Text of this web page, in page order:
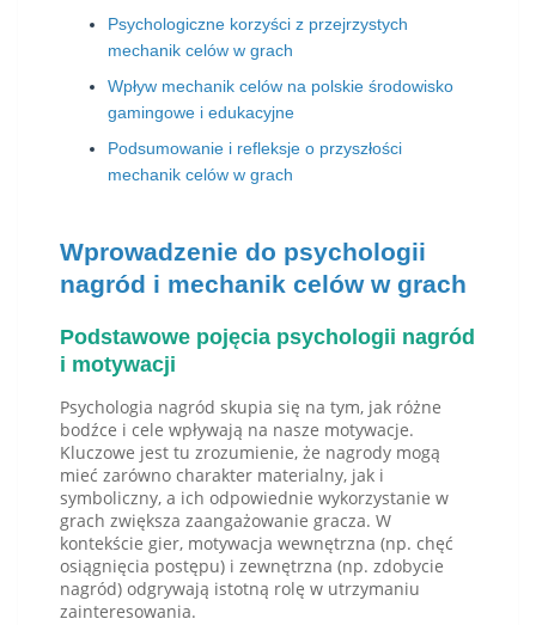
Psychologiczne korzyści z przejrzystych
mechanik celów w grach
Wpływ mechanik celów na polskie środowisko
gamingowe i edukacyjne
Podsumowanie i refleksje o przyszłości
mechanik celów w grach
Wprowadzenie do psychologii
nagród i mechanik celów w grach
Podstawowe pojęcia psychologii nagród
i motywacji
Psychologia nagród skupia się na tym, jak różne
bodźce i cele wpływają na nasze motywacje.
Kluczowe jest tu zrozumienie, że nagrody mogą
mieć zarówno charakter materialny, jak i
symboliczny, a ich odpowiednie wykorzystanie w
grach zwiększa zaangażowanie gracza. W
kontekście gier, motywacja wewnętrzna (np. chęć
osiągnięcia postępu) i zewnętrzna (np. zdobycie
nagród) odgrywają istotną rolę w utrzymaniu
zainteresowania.